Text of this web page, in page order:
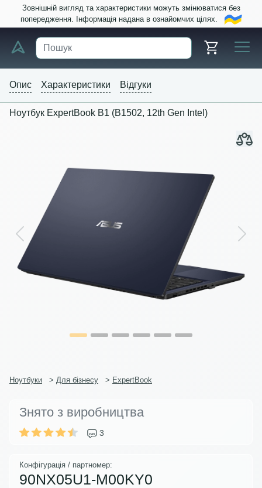
Зовнішній вигляд та характеристики можуть змінюватися без
попередження. Інформація надана в ознайомчих цілях.
Опис Характеристики Відгуки
Ноутбук ExpertBook B1 (B1502, 12th Gen Intel)
Previous Next
Ноутбуки > Для бізнесу > ExpertBook
Знято з виробництва
3
Конфігурація / партномер:
90NX05U1-M00KY0